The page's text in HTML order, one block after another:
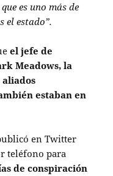
que es uno más de
el estado”.
el jefe de
Meadows, la
estaban en
en Twitter
teléfono para
de conspiración